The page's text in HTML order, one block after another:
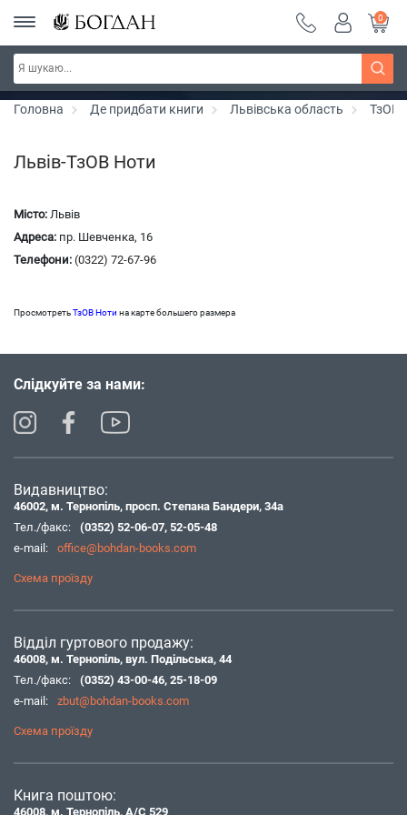
РОЗПРОДАЖ ~ 150 грн ~ 200 грн ~ 250 грн ~
300 грн ~ РОЗПРОДАЖ
Дізнатись більше
0
Головна Де придбати книги Львівська область ТзОВ
Львів-ТзОВ Ноти
Місто: Львів
Адреса: пр. Шевченка, 16
Телефони: (0322) 72-67-96
ПросмотретьТзОВ Ноти на карте большего размера
Слідкуйте за нами:
Видавництво:
46002, м. Тернопіль, просп. Степана Бандери, 34а
Тел./факс:
(0352) 52-06-07, 52-05-48
e-mail:
office@bohdan-books.com
Схема проїзду
Відділ гуртового продажу:
46008, м. Тернопіль, вул. Подільська, 44
Тел./факс:
(0352) 43-00-46, 25-18-09
e-mail:
zbut@bohdan-books.com
Схема проїзду
Книга поштою:
46008, м. Тернопіль, А/С 529